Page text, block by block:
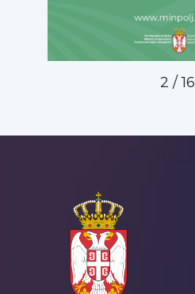
2 / 16